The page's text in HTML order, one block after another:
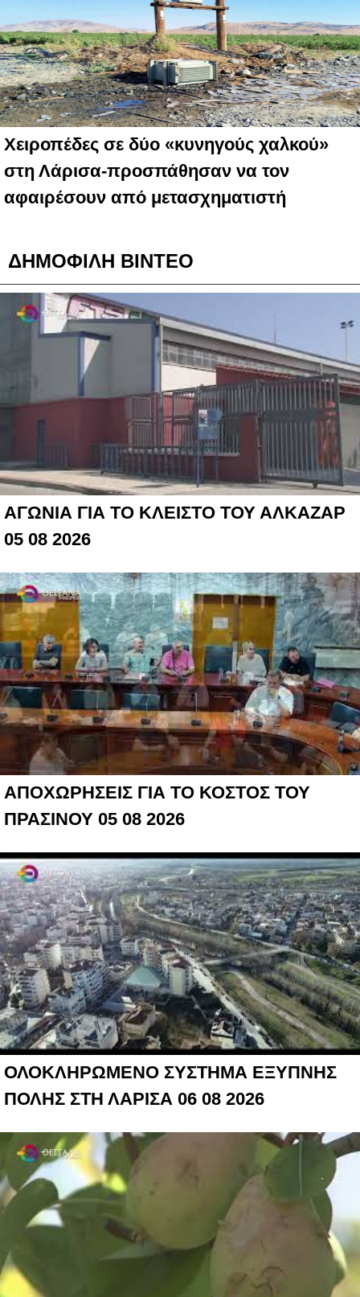
Χειροπέδες σε δύο «κυνηγούς χαλκού»
στη Λάρισα-προσπάθησαν να τον
αφαιρέσουν από μετασχηματιστή
ΔΗΜΟΦΙΛΗ ΒΙΝΤΕΟ
ΑΓΩΝΙΑ ΓΙΑ ΤΟ ΚΛΕΙΣΤΟ ΤΟΥ ΑΛΚΑΖΑΡ
05 08 2026
ΑΠΟΧΩΡΗΣΕΙΣ ΓΙΑ ΤΟ ΚΟΣΤΟΣ ΤΟΥ
ΠΡΑΣΙΝΟΥ 05 08 2026
ΟΛΟΚΛΗΡΩΜΕΝΟ ΣΥΣΤΗΜΑ ΕΞΥΠΝΗΣ
ΠΟΛΗΣ ΣΤΗ ΛΑΡΙΣΑ 06 08 2026